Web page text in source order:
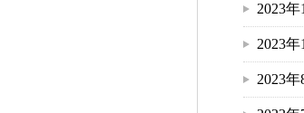
2023年
2023年
2023年